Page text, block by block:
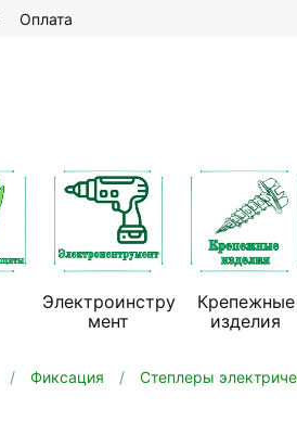
Оплата
Электроинстру
мент
Крепежные
изделия
Фиксация Степлеры